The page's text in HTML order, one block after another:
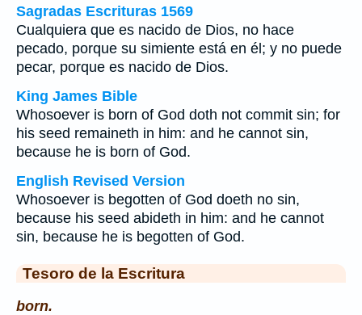
Sagradas Escrituras 1569
Cualquiera que es nacido de Dios, no hace
pecado, porque su simiente está en él; y no puede
pecar, porque es nacido de Dios.
King James Bible
Whosoever is born of God doth not commit sin; for
his seed remaineth in him: and he cannot sin,
because he is born of God.
English Revised Version
Whosoever is begotten of God doeth no sin,
because his seed abideth in him: and he cannot
sin, because he is begotten of God.
Tesoro de la Escritura
born.